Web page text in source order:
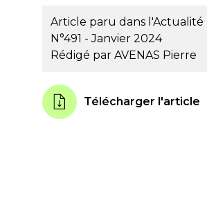
Article paru dans l'Actualité
N°491 - Janvier 2024
Rédigé par AVENAS Pierre
Télécharger l'article